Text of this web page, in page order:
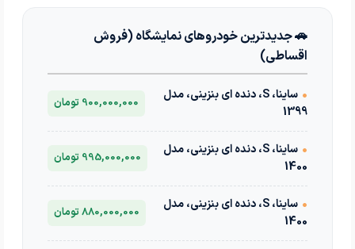
🚗 جدیدترین خودروهای نمایشگاه (فروش
اقساطی)
•
ساینا، S، دنده ای بنزینی، مدل
1399
900,000,000 تومان
•
ساینا، S، دنده ای بنزینی، مدل
1400
995,000,000 تومان
•
ساینا، S، دنده ای بنزینی، مدل
1400
880,000,000 تومان